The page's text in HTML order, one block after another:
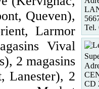
Queven),
Larmor
Vival
2 magasins
Lanester), 2
Tel.
CD